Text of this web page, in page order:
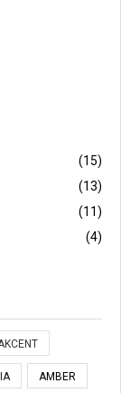
(15)
(13)
(11)
(4)
AMBER